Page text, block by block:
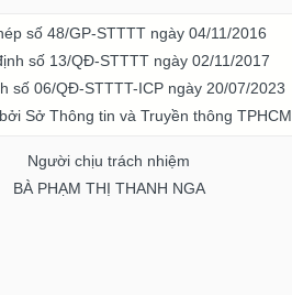
số 48/GP-STTTT ngày 04/11/2016
số 13/QĐ-STTTT ngày 02/11/2017
số 06/QĐ-STTTT-ICP ngày 20/07/2023
Sở Thông tin và Truyền thông TPHCM
Người chịu trách nhiệm
BÀ PHẠM THỊ THANH NGA